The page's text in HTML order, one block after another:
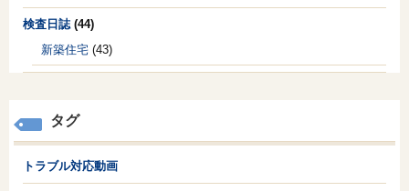
検査日誌(44)
新築住宅 (43)
タグ
トラブル対応動画